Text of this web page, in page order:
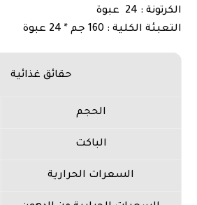
الكرتونة : 24 عبوة
التعبئة الكلية : 160 جم * 24 عبوة
حقائق غذائية
الحجم
الباكت
السعرات الحرارية